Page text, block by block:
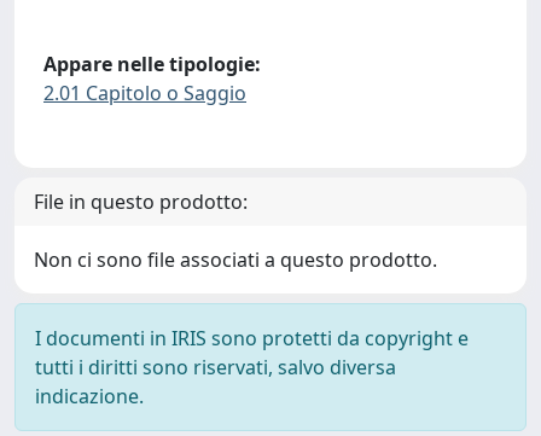
Appare nelle tipologie:
2.01 Capitolo o Saggio
File in questo prodotto:
Non ci sono file associati a questo prodotto.
I documenti in IRIS sono protetti da copyright e
tutti i diritti sono riservati, salvo diversa
indicazione.